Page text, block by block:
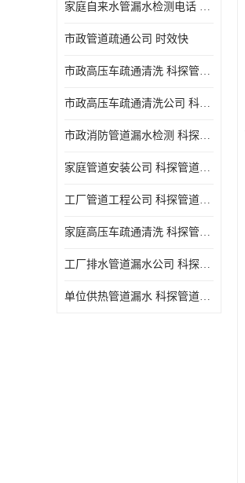
家庭自来水管漏水检测电话 服务周到
市政管道疏通公司 时效快
市政高压车疏通清洗 科探管道工程 设备齐
市政高压车疏通清洗公司 科探管道工程 经验丰富
市政消防管道漏水检测 科探管道工程 快速上门
家庭管道安装公司 科探管道工程 团队服务
工厂管道工程公司 科探管道工程 时效快
家庭高压车疏通清洗 科探管道工程 服务周到
工厂排水管道漏水公司 科探管道工程 快速上门
单位供热管道漏水 科探管道工程 设备齐